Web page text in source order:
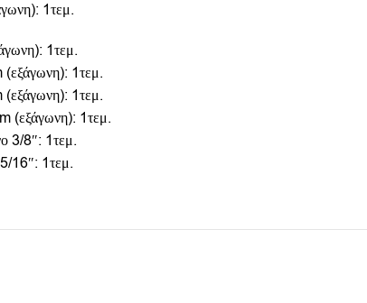
1τεμ.
1τεμ.
1τεμ.
1τεμ.
(εξάγωνη): 1τεμ.
3/8″: 1τεμ.
16″: 1τεμ.